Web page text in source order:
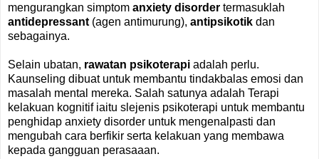
mengurangkan simptom anxiety disorder termasuklah
antidepressant (agen antimurung), antipsikotik dan
sebagainya.
Selain ubatan, rawatan psikoterapi adalah perlu.
Kaunseling dibuat untuk membantu tindakbalas emosi dan
masalah mental mereka. Salah satunya adalah Terapi
kelakuan kognitif iaitu slejenis psikoterapi untuk membantu
penghidap anxiety disorder untuk mengenalpasti dan
mengubah cara berfikir serta kelakuan yang membawa
kepada gangguan perasaaan.